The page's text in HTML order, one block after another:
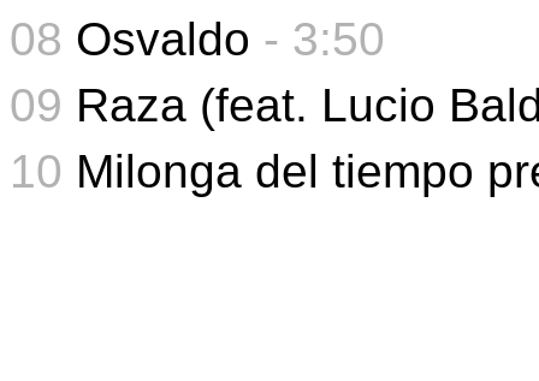
08 Osvaldo - 3:50
09 Raza (feat. Lucio
10 Milonga del tiempo